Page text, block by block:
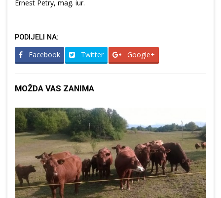
Ernest Petry, mag. iur.
PODIJELI NA:
Facebook Twitter Google+
MOŽDA VAS ZANIMA